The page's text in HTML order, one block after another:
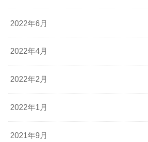
2022年6月
2022年4月
2022年2月
2022年1月
2021年9月